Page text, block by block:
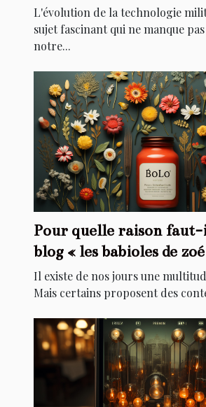
L'évolution de la technologie
sujet fascinant qui ne manque
notre...
Pour quelle raison
blog « les babioles de
Il existe de nos jours une
Mais certains proposent des